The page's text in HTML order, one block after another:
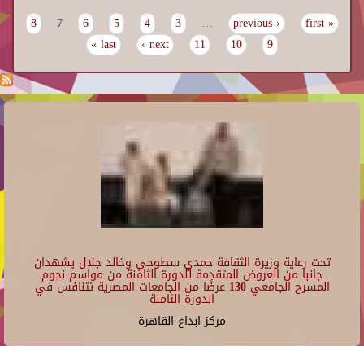
Pages
« first
‹ previous
…
3
4
5
6
7
8
9
10
11
next ›
last »
تحت رعاية وزيرة الثقافة حمدي سطوحي وخالد جلال يشهدان
جانبا من العروض المتقدمة للدورة الثامنة من مواسم نجوم
المسرح الجامعي 130 عرضًا من الجامعات المصرية تتنافس في
الدورة الثامنة
مركز ابداع القاهرة